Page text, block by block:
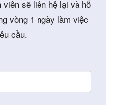
viên sẽ liên hệ lại và hỗ
vòng 1 ngày làm việc
cầu.